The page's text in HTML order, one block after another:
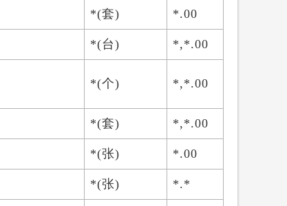
*(套) *.00
*(台) *,*.00
*(个) *,*.00
*(套) *,*.00
*(张) *.00
*(张) *.*